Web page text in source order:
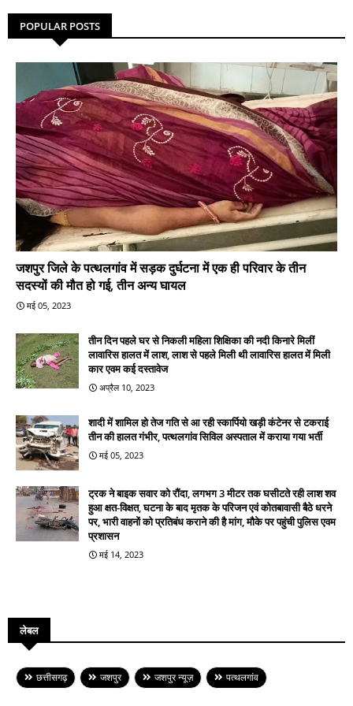
POPULAR POSTS
जशपुर जिले के पत्थलगांव में सड़क दुर्घटना में एक ही परिवार के तीन
सदस्यों की मौत हो गई, तीन अन्य घायल
मई 05, 2023
तीन दिन पहले घर से निकली महिला शिक्षिका की नदी किनारे मिलीं
लावारिस हालत में लाश, लाश से पहले मिली थी लावारिस हालत में मिली
कार एवम कई दस्तावेज
अप्रैल 10, 2023
शादी में शामिल हो तेज गति से आ रही स्कार्पियो खड़ी कंटेनर से टकराई
तीन की हालत गंभीर, पत्थलगांव सिविल अस्पताल में कराया गया भर्ती
मई 05, 2023
ट्रक ने बाइक सवार को रौंदा, लगभग 3 मीटर तक घसीटते रही लाश शव
हुआ क्षत-विक्षत, घटना के बाद मृतक के परिजन एवं कोतबावासी बैठे धरने
पर, भारी वाहनों को प्रतिबंध कराने की है मांग, मौके पर पहुंची पुलिस एवम
प्रशासन
मई 14, 2023
लेबल
छत्तीसगढ़ जशपुर जशपुर न्यूज़ पत्थलगांव